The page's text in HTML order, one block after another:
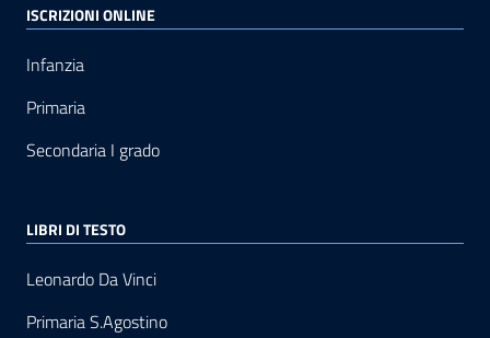
ISCRIZIONI ONLINE
Infanzia
Primaria
Secondaria I grado
LIBRI DI TESTO
Leonardo Da Vinci
Primaria S.Agostino